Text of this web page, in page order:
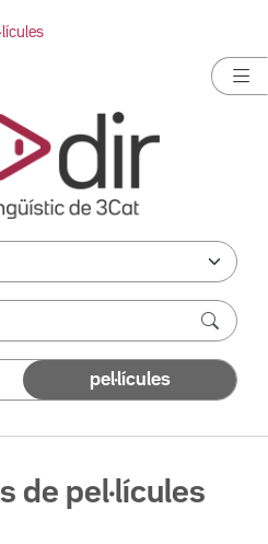
pel·lícules
de pel·lícules